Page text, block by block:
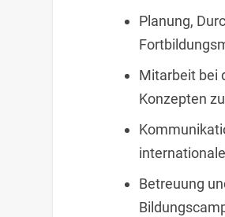
Planung,
Mitarbeit bei
Konzepten
Betreuung